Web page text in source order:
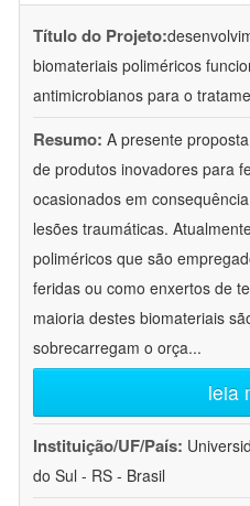
Título do Projeto:
biomateriais poliméricos
antimicrobianos para o
Resumo: A presente
de produtos inovadores para
ocasionados em
lesões traumáticas.
poliméricos que são
feridas ou como enxertos de
maioria destes biomateriais
sobrecarregam o orça...
leia
Instituição/UF/País:
do Sul - RS - Brasil